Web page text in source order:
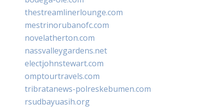
thestreamlinerlounge.com
mestrinorubanofc.com
novelatherton.com
nassvalleygardens.net
electjohnstewart.com
omptourtravels.com
tribratanews-polreskebumen.com
rsudbayuasih.org